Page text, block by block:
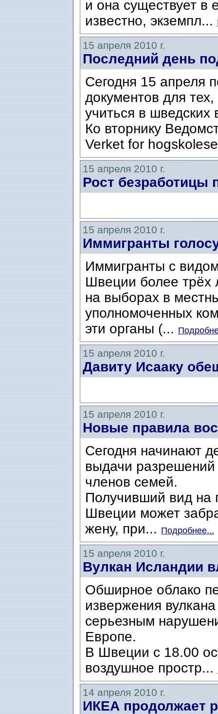
и она существует в
известно, экземпл...
15 апреля 2010 г.
Последний день
Сегодня 15 апреля
документов для
учиться в шведских
Ко вторнику
Verket for
15 апреля 2010 г.
Рост безработицы
15 апреля 2010 г.
Иммигранты
Иммигранты с
Швеции более трёх
на выборах в
уполномоченных
эти органы (...
15 апреля 2010 г.
Давиту Исааку
15 апреля 2010 г.
Новые правила
Сегодня начинают
выдачи
членов семей.
Получивший вид на
Швеции может
жену, при... Подробнее...
15 апреля 2010 г.
Вулкан Исландии
Обширное облако
извержения
серьезным
Европе.
В Швеции с 18.00
воздушное простр...
14 апреля 2010 г.
ИКЕА продолжает